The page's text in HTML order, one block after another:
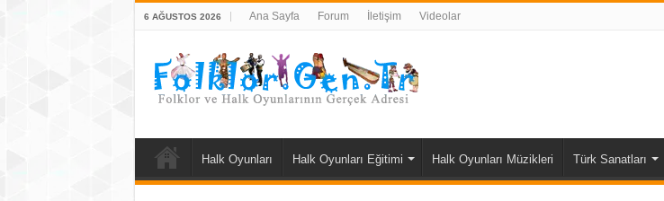
6 AĞUSTOS 2026 Ana Sayfa Forum İletişim Videolar
Halk Oyunları Halk Oyunları Eğitimi Halk Oyunları Müzikleri Türk Sanatları